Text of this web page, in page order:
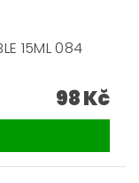
15ML 084
98 Kč